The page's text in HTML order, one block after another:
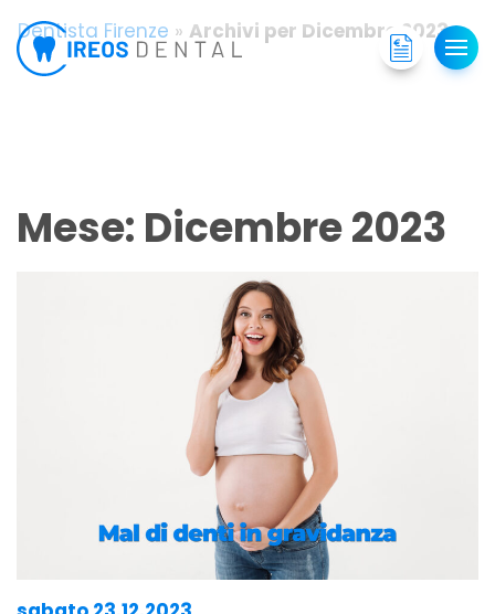
Dentista Firenze » Archivi per Dicembre 2023
Mese: Dicembre 2023